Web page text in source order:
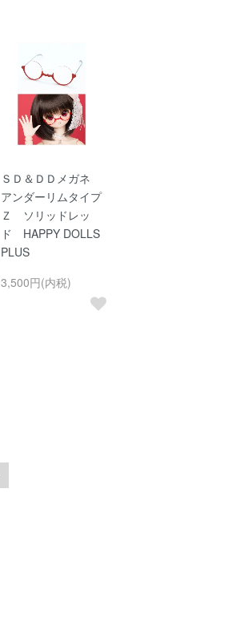
ＳＤ＆ＤＤメガネ
アンダーリムタイプ
Ｚ ソリッドレッ
ド HAPPY DOLLS
PLUS
3,500円(内税)